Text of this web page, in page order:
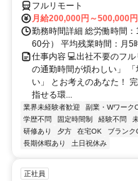
フルリモート
月給200,000円～500,000円
勤務時間詳細 総労働時間
60分） 平均残業時間：月5
仕事内容 💻出社不要のフ
の通勤時間が煩わしい」
い」 とお考えのあなた！
指せる環...
業界未経験者歓迎 副業・Wワーク
学歴不問
固定時間制 経験不問
研修あり
夕方 在宅OK ブランク
長期休暇あり
土日祝休み
正社員